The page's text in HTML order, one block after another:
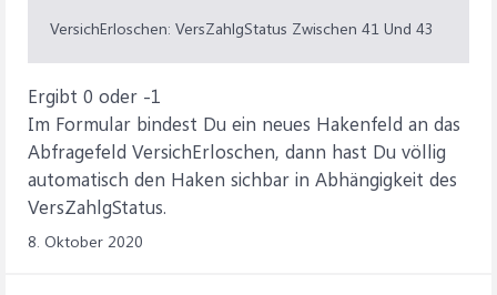
VersichErloschen: VersZahlgStatus Zwischen 41 Und 43
Ergibt 0 oder -1
Im Formular bindest Du ein neues Hakenfeld an das
Abfragefeld VersichErloschen, dann hast Du völlig
automatisch den Haken sichbar in Abhängigkeit des
VersZahlgStatus.
8. Oktober 2020